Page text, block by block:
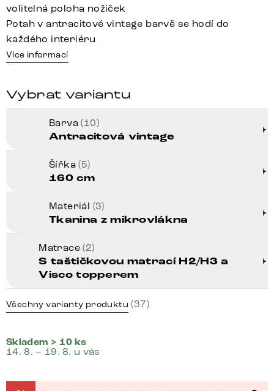
volitelná poloha nožiček
Potah v antracitové vintage barvě se hodí do
každého interiéru
Více informací
Vybrat variantu
Barva(10)
Antracitová vintage
Šířka(5)
160 cm
Materiál (3)
Tkanina z mikrovlákna
Matrace(2)
S taštičkovou matrací H2/H3 a
Visco topperem
Všechny varianty produktu (37)
Skladem > 10 ks
14. 8. – 19. 8. u vás